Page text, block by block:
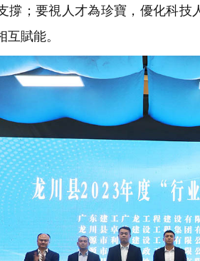
撐；要視人才為珍寶，優化科
賦能。